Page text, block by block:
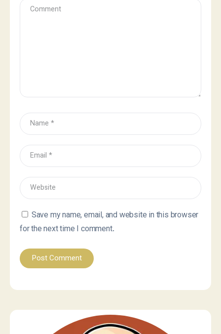
Save my name, email, and website in this browser
for the next time I comment.